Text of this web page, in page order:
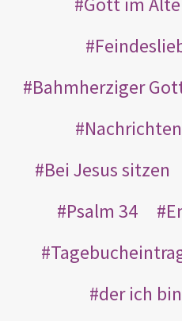
Bahmherziger
Nachrichten
Bei Jesus sitzen
Psalm 34
der ich bin